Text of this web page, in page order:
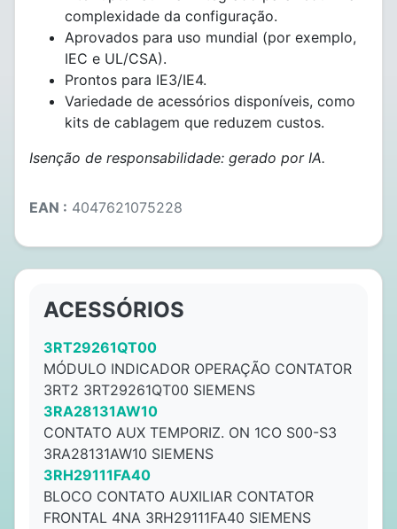
complexidade da configuração.
Aprovados para uso mundial (por exemplo,
IEC e UL/CSA).
Prontos para IE3/IE4.
Variedade de acessórios disponíveis, como
kits de cablagem que reduzem custos.
Isenção de responsabilidade: gerado por IA.
EAN : 4047621075228
ACESSÓRIOS
3RT29261QT00
MÓDULO INDICADOR OPERAÇÃO CONTATOR
3RT2 3RT29261QT00 SIEMENS
3RA28131AW10
CONTATO AUX TEMPORIZ. ON 1CO S00-S3
3RA28131AW10 SIEMENS
3RH29111FA40
BLOCO CONTATO AUXILIAR CONTATOR
FRONTAL 4NA 3RH29111FA40 SIEMENS